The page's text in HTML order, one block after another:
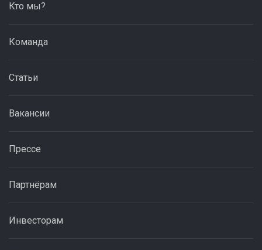
Кто мы?
Команда
Статьи
Вакансии
Прессе
Партнёрам
Инвесторам